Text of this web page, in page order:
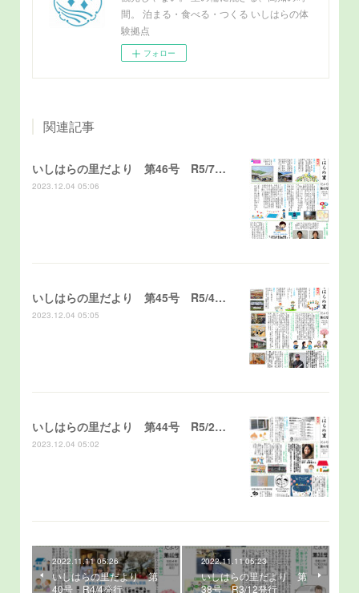
間。 泊まる・食べる・つくる いしはらの体
験拠点
フォロー
関連記事
いしはらの里だより 第46号 R5/7発行
2023.12.04 05:06
いしはらの里だより 第45号 R5/4発行
2023.12.04 05:05
いしはらの里だより 第44号 R5/2発行
2023.12.04 05:02
2022.11.11 05:26
いしはらの里だより 第
40号 R4/4発行
2022.11.11 05:23
いしはらの里だより 第
38号 R3/12発行